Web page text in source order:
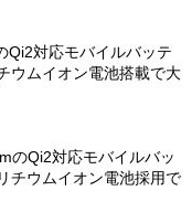
Qi2対応モバイルバッテ
ウムイオン電池搭載で大
のQi2対応モバイルバッ
ウムイオン電池採用で